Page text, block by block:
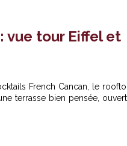
vue tour Eiffel et
French Cancan, le
terrasse bien pensée,